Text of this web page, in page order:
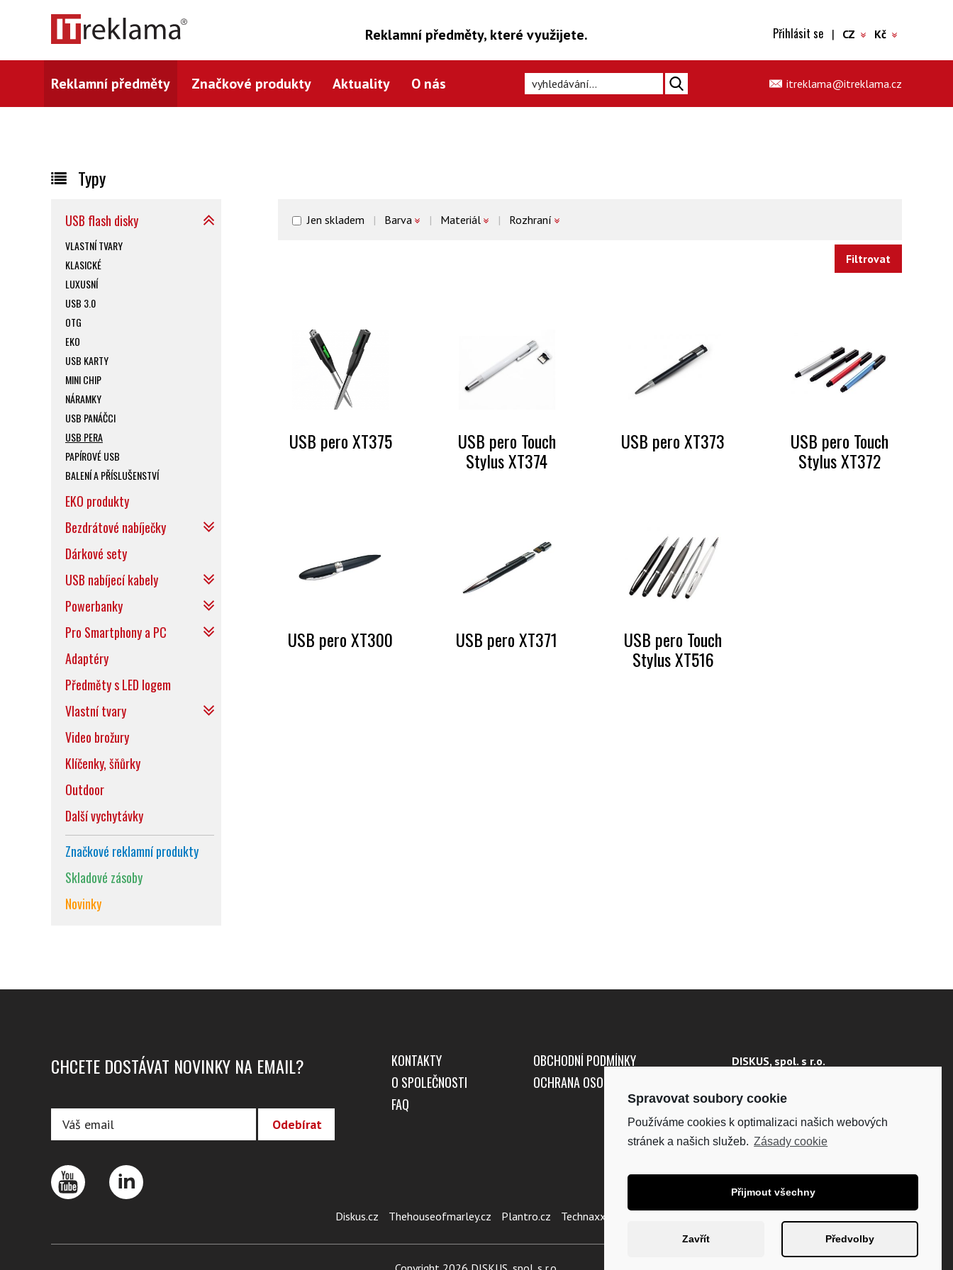
Reklamní předměty, které využijete. Přihlásit se | CZ Kč
Reklamní předměty Značkové produkty Aktuality O nás itreklama@itreklama.cz
Jen skladem Barva Materiál Rozhraní
USB pero XT375 USB pero Touch
Stylus XT374
USB pero XT373 USB pero Touch
Stylus XT372
USB pero XT300 USB pero XT371 USB pero Touch
Stylus XT516
Typy
USB flash disky
VLASTNÍ TVARY
KLASICKÉ
LUXUSNÍ
USB 3.0
OTG
EKO
USB KARTY
MINI CHIP
NÁRAMKY
USB PANÁČCI
USB PERA
PAPÍROVÉ USB
BALENÍ A PŘÍSLUŠENSTVÍ
EKO produkty
Bezdrátové nabíječky
Dárkové sety
USB nabíjecí kabely
Powerbanky
Pro Smartphony a PC
Adaptéry
Předměty s LED logem
Vlastní tvary
Video brožury
Klíčenky, šňůrky
Outdoor
Další vychytávky
Značkové reklamní produkty
Skladové zásoby
Novinky
CHCETE DOSTÁVAT NOVINKY NA EMAIL?
KONTAKTY
O SPOLEČNOSTI
FAQ
OBCHODNÍ PODMÍNKY
OCHRANA OSOBNÍCH ÚDAJŮ
DISKUS, spol. s r.o.
DIČ: CZ41195183
Fakturační adresa:
Kunětická 2534/2, 120 00
Diskus.cz Thehouseofmarley.cz Plantro.cz Technaxx.cz
Spravovat soubory cookie
Používáme cookies k optimalizaci našich webových
stránek a našich služeb. Zásady cookie
Přijmout všechny
Zavřít Předvolby